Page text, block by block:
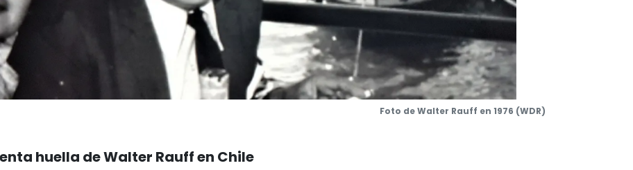
Foto de Walter Rauff en 1976 (WDR)
huella de Walter Rauff en Chile